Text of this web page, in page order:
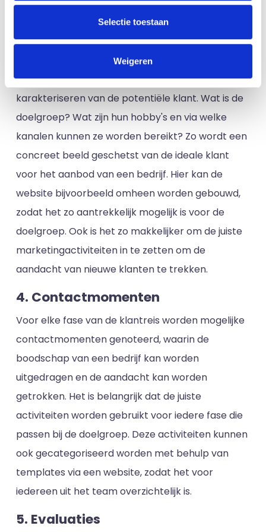
Selectie toestaan
Weigeren
hoe dit leidt tot een sterk en uniek merk dat de
problemen van klanten oplost.
3. Concrete doelgroepbeschrijving
Vervolgens gaat een CJE aan de slag met de
karakteriseren van de potentiële klant. Wat is de
doelgroep? Wat zijn hun hobby's en via welke
kanalen kunnen ze worden bereikt? Zo wordt een
concreet beeld geschetst van de ideale klant
voor het aanbod van een bedrijf. Hier kan de
website bijvoorbeeld omheen worden gebouwd,
zodat het zo aantrekkelijk mogelijk is voor de
doelgroep. Ook is het zo makkelijker om de juiste
marketingactiviteiten in te zetten om de
aandacht van nieuwe klanten te trekken.
4. Contactmomenten
Voor elke fase van de klantreis worden mogelijke
contactmomenten genoteerd, waarin de
boodschap van een bedrijf kan worden
uitgedragen en de aandacht kan worden
getrokken. Het is belangrijk dat de juiste
activiteiten worden gebruikt voor iedere fase die
passen bij de doelgroep. Deze activiteiten kunnen
ook gecategoriseerd worden met behulp van
templates via een website, zodat het voor
iedereen uit het team overzichtelijk is.
5. Evaluaties